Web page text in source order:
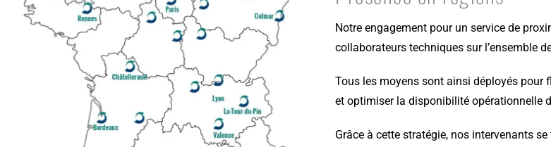
Notre engagement pour un service de
collaborateurs techniques sur l’ensemble
Tous les moyens sont ainsi déployés pour
et optimiser la disponibilité opérationnelle
Grâce à cette stratégie, nos intervenants